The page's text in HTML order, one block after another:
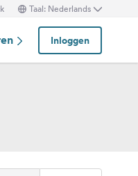
Taal: Nederlands
Inloggen